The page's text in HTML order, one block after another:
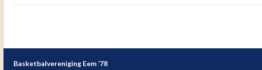
Basketbalvereniging Eem ’78